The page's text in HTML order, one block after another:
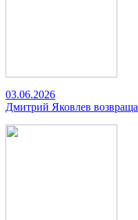
03.06.2026
Дмитрий Яковлев